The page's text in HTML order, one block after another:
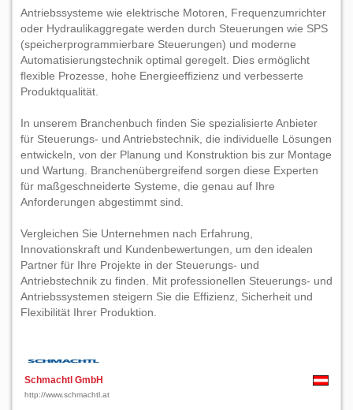
Antriebssysteme wie elektrische Motoren, Frequenzumrichter
oder Hydraulikaggregate werden durch Steuerungen wie SPS
(speicherprogrammierbare Steuerungen) und moderne
Automatisierungstechnik optimal geregelt. Dies ermöglicht
flexible Prozesse, hohe Energieeffizienz und verbesserte
Produktqualität.
In unserem Branchenbuch finden Sie spezialisierte Anbieter
für Steuerungs- und Antriebstechnik, die individuelle Lösungen
entwickeln, von der Planung und Konstruktion bis zur Montage
und Wartung. Branchenübergreifend sorgen diese Experten
für maßgeschneiderte Systeme, die genau auf Ihre
Anforderungen abgestimmt sind.
Vergleichen Sie Unternehmen nach Erfahrung,
Innovationskraft und Kundenbewertungen, um den idealen
Partner für Ihre Projekte in der Steuerungs- und
Antriebstechnik zu finden. Mit professionellen Steuerungs- und
Antriebssystemen steigern Sie die Effizienz, Sicherheit und
Flexibilität Ihrer Produktion.
Schmachtl GmbH
http://www.schmachtl.at